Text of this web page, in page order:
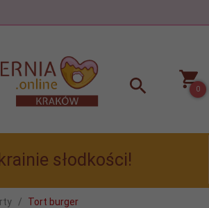
0
słodkości!
Tort burger